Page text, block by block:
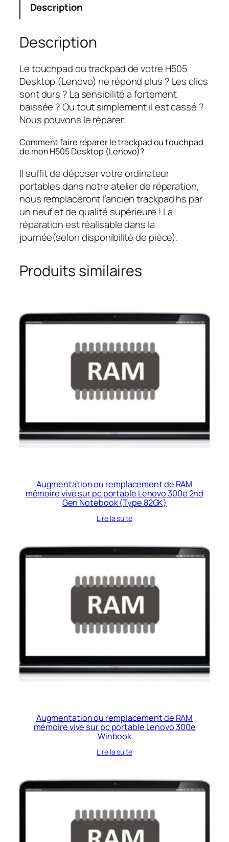
Description
Description
Le touchpad ou trackpad de votre H505
Desktop (Lenovo) ne répond plus ? Les clics
sont durs ? La sensibilité a fortement
baissée ? Ou tout simplement il est cassé ?
Nous pouvons le réparer.
Comment faire réparer le trackpad ou touchpad
de mon H505 Desktop (Lenovo)?
Il suffit de déposer votre ordinateur
portables dans notre atelier de réparation,
nous remplaceront l’ancien trackpad hs par
un neuf et de qualité supérieure ! La
réparation est réalisable dans la
journée(selon disponibilité de pièce).
Produits similaires
Augmentation ou remplacement de RAM
mémoire vive sur pc portable Lenovo 300e 2nd
Gen Notebook (Type 82GK)
Lire la suite
Augmentation ou remplacement de RAM
mémoire vive sur pc portable Lenovo 300e
Winbook
Lire la suite